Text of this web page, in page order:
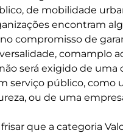
de mobilidade
encontram
compromisso de
comamplo
será exigido de
serviço público,
ou de uma
que a categoria